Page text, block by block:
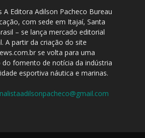
A Editora Adilson Pacheco Bureau
com sede em Itajaí, Santa
– se lança mercado editorial
A partir da criação do site
se volta para uma
do fomento de notícia da indústria
esportiva náutica e marinas.